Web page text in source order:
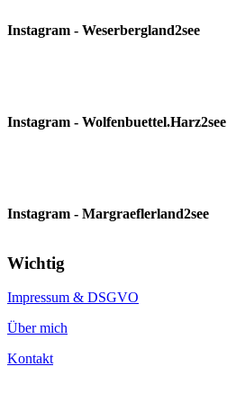
Instagram - Weserbergland2see
Instagram - Wolfenbuettel.Harz2see
Instagram - Margraeflerland2see
Wichtig
Impressum & DSGVO
Über mich
Kontakt